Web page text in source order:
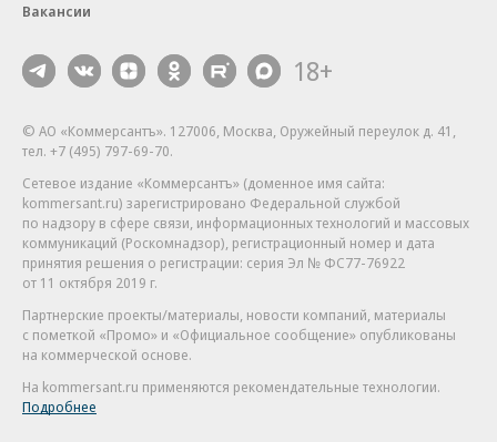
Вакансии
18+
© АО «Коммерсантъ». 127006, Москва, Оружейный переулок д. 41,
тел. +7 (495) 797-69-70.
Сетевое издание «Коммерсантъ» (доменное имя сайта:
kommersant.ru) зарегистрировано Федеральной службой
по надзору в сфере связи, информационных технологий и массовых
коммуникаций (Роскомнадзор), регистрационный номер и дата
принятия решения о регистрации: серия Эл № ФС77-76922
от 11 октября 2019 г.
Партнерские проекты/материалы, новости компаний, материалы
с пометкой «Промо» и «Официальное сообщение» опубликованы
на коммерческой основе.
На kommersant.ru применяются рекомендательные технологии.
Подробнее